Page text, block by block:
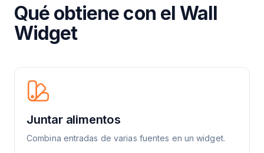
Qué obtiene con el Wall
Widget
Juntar alimentos
Combina entradas de varias fuentes en un widget.